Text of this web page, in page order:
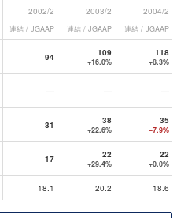
2002/2
連結 / JGAAP
2003/2
連結 / JGAAP
2004/2
連結 / JGAAP
94 109
+16.0%
118
+8.3%
— — —
31 38
+22.6%
35
−7.9%
17 22
+29.4%
22
+0.0%
18.1 20.2 18.6